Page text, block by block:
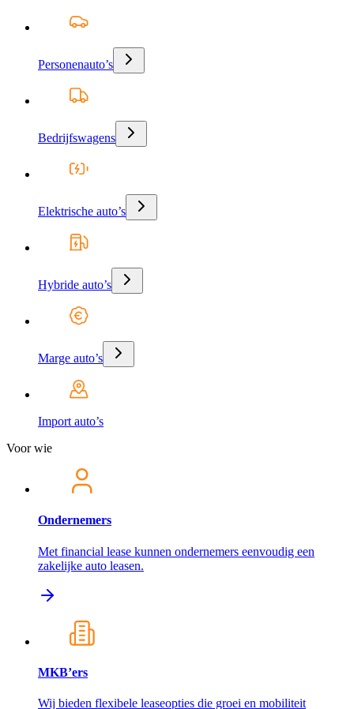
Personenauto’s
Bedrijfswagens
Elektrische auto’s
Hybride auto’s
Marge auto’s
Import auto’s
Voor wie
Ondernemers
Met financial lease kunnen ondernemers eenvoudig een
zakelijke auto leasen.
MKB’ers
Wij bieden flexibele leaseopties die groei en mobiliteit